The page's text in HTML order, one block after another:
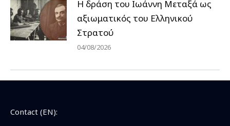
H δράση του Ιωάννη Μεταξά ως
αξιωματικός του Ελληνικού
Στρατού
04/08/2026
Contact (EN):